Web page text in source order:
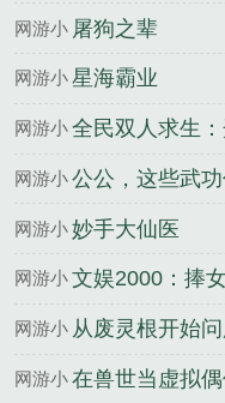
说
网游小
说
屠狗之辈
网游小
说
星海霸业
网游小
说
全民双人求生
网游小
说
公公，这些武
网游小
说
妙手大仙医
网游小
说
文娱2000：捧
网游小
说
从废灵根开始
网游小在兽世当虚拟